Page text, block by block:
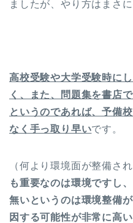
ましたが、やり方はまさ
高校受験や大学受験時に
く、また、問題集を書店
というのであれば、予備
なく手っ取り早いです。
（何より環境面が整備さ
も重要なのは環境ですし
無いというのは環境整備
因する可能性が非常に高い